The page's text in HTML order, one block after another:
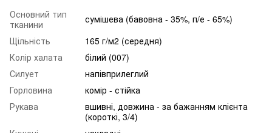
Основний тип
тканини
сумішева (бавовна - 35%, п/е - 65%)
Щільність
165 г/м2 (середня)
Колір халата
білий (007)
Силует
напівприлеглий
Горловина
комір - стійка
Рукава
вшивні, довжина - за бажанням клієнта
(короткі, 3/4)